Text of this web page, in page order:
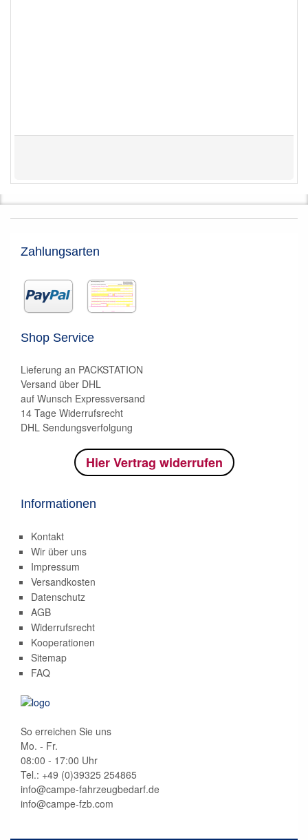
Zahlungsarten
Shop Service
Lieferung an PACKSTATION
Versand über DHL
auf Wunsch Expressversand
14 Tage Widerrufsrecht
DHL Sendungsverfolgung
Hier Vertrag widerrufen
Informationen
Kontakt
Wir über uns
Impressum
Versandkosten
Datenschutz
AGB
Widerrufsrecht
Kooperationen
Sitemap
FAQ
So erreichen Sie uns
Mo. - Fr.
08:00 - 17:00 Uhr
Tel.: +49 (0)39325 254865
info@campe-fahrzeugbedarf.de
info@campe-fzb.com